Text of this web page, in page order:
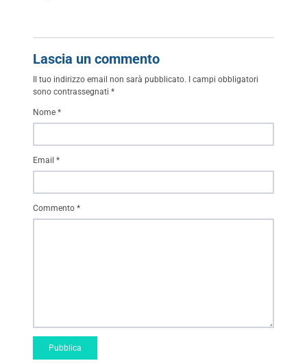
Lascia un commento
Il tuo indirizzo email non sarà pubblicato.
I campi obbligatori
sono contrassegnati *
Commento *
Nome *
Email *